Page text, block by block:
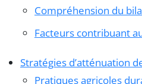
Compréhension du
Facteurs contribuant
Stratégies d’atténuation
Pratiques agricoles